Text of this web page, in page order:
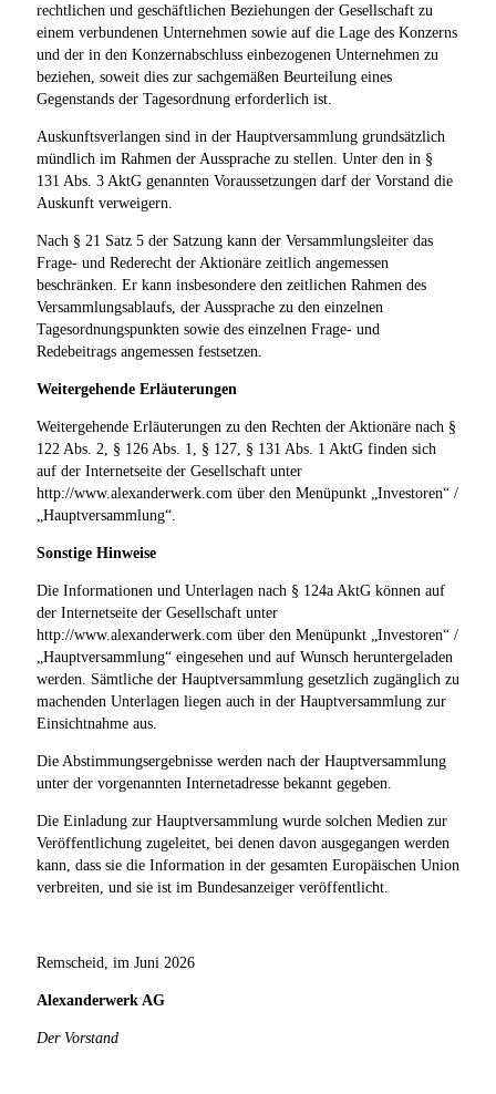
rechtlichen und geschäftlichen Beziehungen der Gesellschaft zu
einem verbundenen Unternehmen sowie auf die Lage des Konzerns
und der in den Konzernabschluss einbezogenen Unternehmen zu
beziehen, soweit dies zur sachgemäßen Beurteilung eines
Gegenstands der Tagesordnung erforderlich ist.
Auskunftsverlangen sind in der Hauptversammlung grundsätzlich
mündlich im Rahmen der Aussprache zu stellen. Unter den in §
131 Abs. 3 AktG genannten Voraussetzungen darf der Vorstand die
Auskunft verweigern.
Nach § 21 Satz 5 der Satzung kann der Versammlungsleiter das
Frage- und Rederecht der Aktionäre zeitlich angemessen
beschränken. Er kann insbesondere den zeitlichen Rahmen des
Versammlungsablaufs, der Aussprache zu den einzelnen
Tagesordnungspunkten sowie des einzelnen Frage- und
Redebeitrags angemessen festsetzen.
Weitergehende Erläuterungen
Weitergehende Erläuterungen zu den Rechten der Aktionäre nach §
122 Abs. 2, § 126 Abs. 1, § 127, § 131 Abs. 1 AktG finden sich
auf der Internetseite der Gesellschaft unter
http://www.alexanderwerk.com über den Menüpunkt „Investoren“ /
„Hauptversammlung“.
Sonstige Hinweise
Die Informationen und Unterlagen nach § 124a AktG können auf
der Internetseite der Gesellschaft unter
http://www.alexanderwerk.com über den Menüpunkt „Investoren“ /
„Hauptversammlung“ eingesehen und auf Wunsch heruntergeladen
werden. Sämtliche der Hauptversammlung gesetzlich zugänglich zu
machenden Unterlagen liegen auch in der Hauptversammlung zur
Einsichtnahme aus.
Die Abstimmungsergebnisse werden nach der Hauptversammlung
unter der vorgenannten Internetadresse bekannt gegeben.
Die Einladung zur Hauptversammlung wurde solchen Medien zur
Veröffentlichung zugeleitet, bei denen davon ausgegangen werden
kann, dass sie die Information in der gesamten Europäischen Union
verbreiten, und sie ist im Bundesanzeiger veröffentlicht.
Remscheid, im Juni 2026
Alexanderwerk AG
Der Vorstand